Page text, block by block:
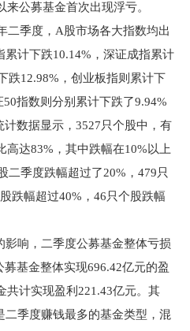
公募基金首次出现浮亏。
季度，A股市场各大指数均出
计下跌10.14%，深证成指累计
跌12.98%，创业板指则累计下
指数则分别累计下跌了9.94%
数据显示，3527只个股中，有
高达83%，其中跌幅在10%以上
二季度跌幅超过了20%，479只
跌幅超过40%，46只个股跌幅
响，二季度公募基金整体亏损
基金整体实现696.42亿元的盈
共计实现盈利221.43亿元。其
季度赚钱最多的基金类型，混